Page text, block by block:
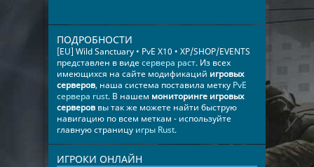
ПОДРОБНОСТИ
[EU] Wild Sanctuary • PvE X10 • XP/SHOP/EVENTS
представлен в видесервера раст. Из всех
имеющихся на сайте модификаций игровых
серверов, наша система поставила метку PvE
сервера rust. В нашем мониторинге игровых
серверов вы так же можете найти быструю
навигацию по всем меткам - используйте
главную страницу игры Rust.
ИГРОКИ ОНЛАЙН